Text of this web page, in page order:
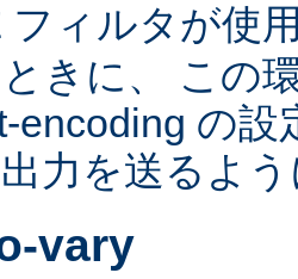
フィルタが使
きに、 この
encoding の
力を送るよ
vary